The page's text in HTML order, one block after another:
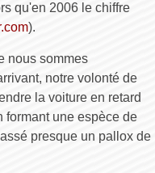
qu'en 2006 le chiffre
).
nous sommes
notre volonté de
la voiture en retard
formant une espèce de
presque un pallox de